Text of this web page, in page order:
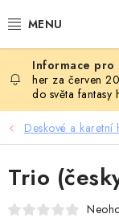
na
KOMPLETNÍ
PODLE VĚKU
her za červen
do světa
Deskové a karetní
Trio